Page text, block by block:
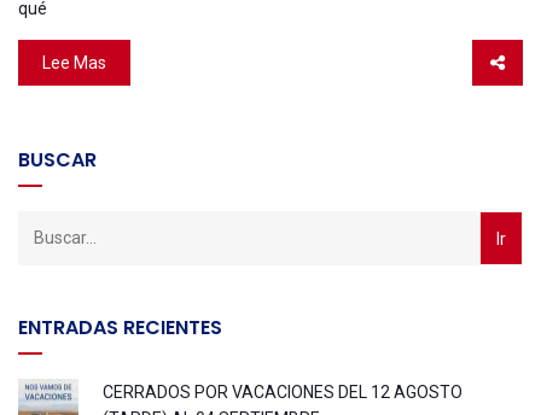
qué
Lee Mas
BUSCAR
ENTRADAS RECIENTES
CERRADOS POR VACACIONES DEL 12 AGOSTO